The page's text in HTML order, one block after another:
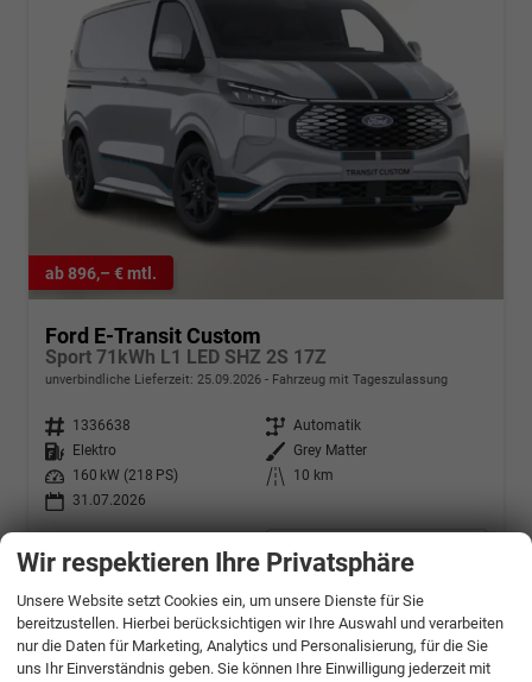
ab 896,– € mtl.
Ford E-Transit Custom
Sport 71kWh L1 LED SHZ 2S 17Z
unverbindliche Lieferzeit: 25.09.2026 Fahrzeug mit Tageszulassung
Fahrzeugnr. 1336638 Getriebe Automatik
Kraftstoff
Elektro Außenfarbe
Grey Matter
Leistung
160 kW (218 PS) Kilometerstand
10 km
31.07.2026
45.245,– €
incl. 19% MwSt.
Details
Stromverbrauch kombiniert: 23,20 kWh/100km
Elektrische Reichweite: 351 km
CO -Klasse:A
CO2 -Emissionen:0 g/km
Wir respektieren Ihre Privatsphäre
Unsere Website setzt Cookies ein, um unsere Dienste für Sie
bereitzustellen. Hierbei berücksichtigen wir Ihre Auswahl und verarbeiten
nur die Daten für Marketing, Analytics und Personalisierung, für die Sie
uns Ihr Einverständnis geben. Sie können Ihre Einwilligung jederzeit mit